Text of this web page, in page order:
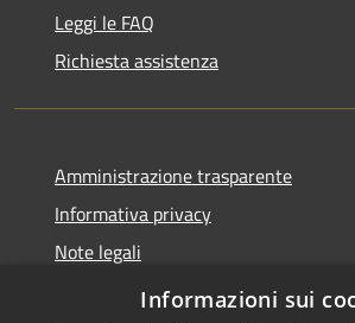
Leggi le FAQ
Richiesta assistenza
Amministrazione trasparente
Informativa privacy
Note legali
Dichiarazione di accessibilità
Informazioni sui